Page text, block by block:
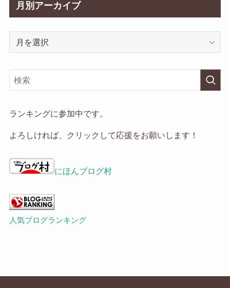
月別アーカイブ
ー
カ
ブ
ランキングに参加中です。
よろしければ、クリックして応援をお願いします！
にほんブログ村
人気ブログランキング